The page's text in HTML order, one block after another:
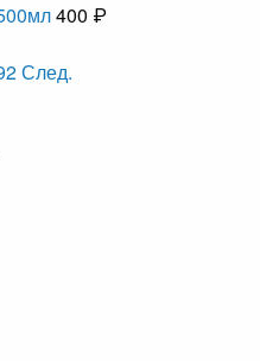
400 ₽
След.